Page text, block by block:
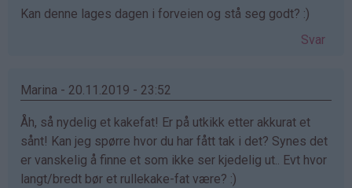
Kan denne lages dagen i forveien og stå seg godt? :)
Svar
Marina - 20.11.2019 - 23:52
Åh, så nydelig et kakefat! Er på utkikk etter akkurat et
sånt! Kan jeg spørre hvor du har fått tak i det? Synes det
er vanskelig å finne et som ikke ser kjedelig ut.. Evt hvor
langt/bredt bør et rullekake-fat være? :)